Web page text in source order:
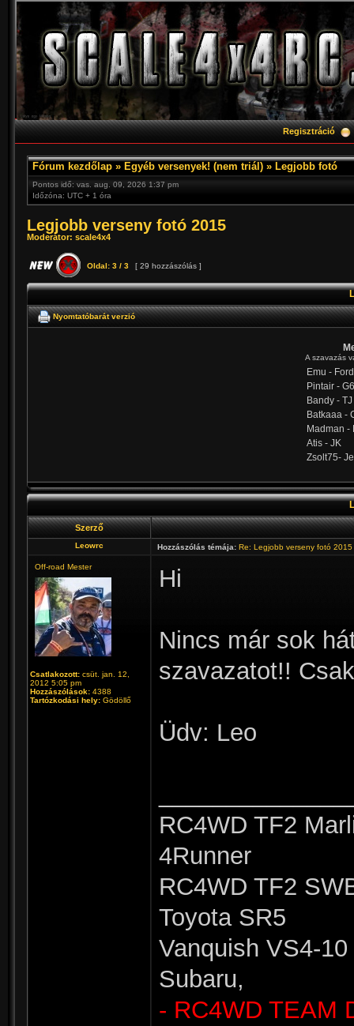
Regisztráció
Fórum kezdőlap » Egyéb versenyek! (nem triál) » Legjobb fotó
Pontos idő: vas. aug. 09, 2026 1:37 pm
Időzóna: UTC + 1 óra
Legjobb verseny fotó 2015
Moderátor: scale4x4
Oldal: 3 / 3 [ 29 hozzászólás ]
Nyomtatóbarát verzió
A szavazás
Emu - Ford
Pintair - G6
Bandy - TJ
Batkaaa -
Madman -
Atis - JK
Zsolt75-
Szerző
Leowrc Hozzászólás témája: Re: Legjobb verseny fotó 2015
Off-road Mester
Csatlakozott: csüt. jan. 12,
2012 5:05 pm
Hozzászólások: 4388
Tartózkodási hely: Gödöllő
Hi
Nincs már sok
szavazatot!!
Üdv: Leo
RC4WD TF2
4Runner
RC4WD TF2
Toyota SR5
Vanquish VS4-
Subaru,
- RC4WD TEAM